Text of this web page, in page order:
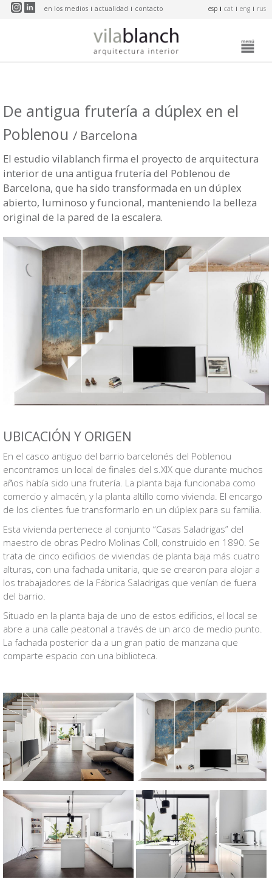
Pasar al contenido principal
en los medios actualidad contacto esp cat eng rus
De antigua frutería a dúplex en el
Poblenou / Barcelona
El estudio vilablanch firma el proyecto de arquitectura
interior de una antigua frutería del Poblenou de
Barcelona, que ha sido transformada en un dúplex
abierto, luminoso y funcional, manteniendo la belleza
original de la pared de la escalera.
UBICACIÓN Y ORIGEN
En el casco antiguo del barrio barcelonés del Poblenou
encontramos un local de finales del s.XIX que durante muchos
años había sido una frutería. La planta baja funcionaba como
comercio y almacén, y la planta altillo como vivienda. El encargo
de los clientes fue transformarlo en un dúplex para su familia.
Esta vivienda pertenece al conjunto “Casas Saladrigas” del
maestro de obras Pedro Molinas Coll, construido en 1890. Se
trata de cinco edificios de viviendas de planta baja más cuatro
alturas, con una fachada unitaria, que se crearon para alojar a
los trabajadores de la Fábrica Saladrigas que venían de fuera
del barrio.
Situado en la planta baja de uno de estos edificios, el local se
abre a una calle peatonal a través de un arco de medio punto.
La fachada posterior da a un gran patio de manzana que
comparte espacio con una biblioteca.